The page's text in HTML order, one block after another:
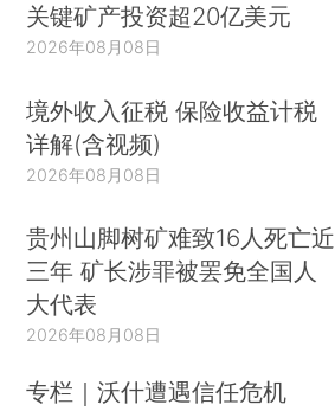
关键矿产投资超20亿美元
2026年08月08日
境外收入征税 保险收益计税
详解(含视频)
2026年08月08日
贵州山脚树矿难致16人死亡近
三年 矿长涉罪被罢免全国人
大代表
2026年08月08日
专栏｜沃什遭遇信任危机